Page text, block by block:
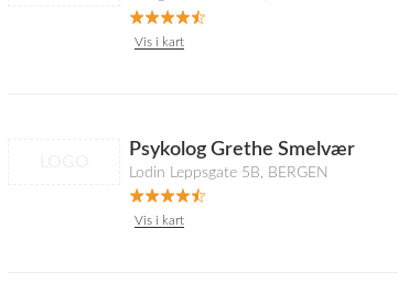
Vis i kart
Psykolog Grethe Smelvær
Lodin Leppsgate 5B, BERGEN
Vis i kart